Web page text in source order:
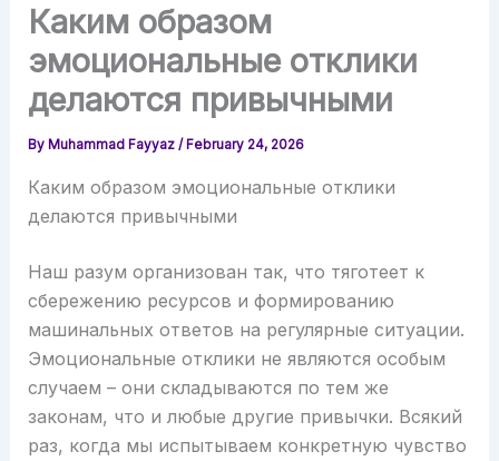
Каким образом
эмоциональные отклики
делаются привычными
By Muhammad Fayyaz / February 24, 2026
Каким образом эмоциональные отклики
делаются привычными
Наш разум организован так, что тяготеет к
сбережению ресурсов и формированию
машинальных ответов на регулярные ситуации.
Эмоциональные отклики не являются особым
случаем – они складываются по тем же
законам, что и любые другие привычки. Всякий
раз, когда мы испытываем конкретную чувство